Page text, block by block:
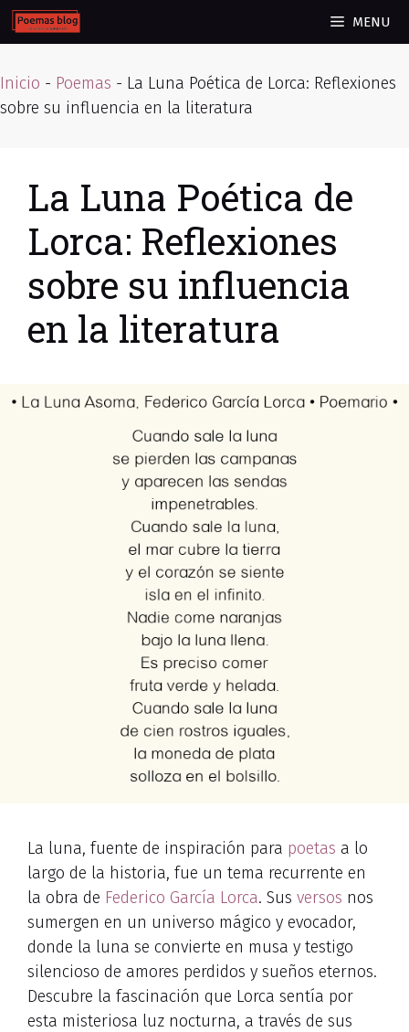
Skip
to
MENU
Inicio - Poemas - La Luna Poética de Lorca: Reflexiones
sobre su influencia en la literatura
La Luna Poética de
Lorca: Reflexiones
sobre su influencia
en la literatura
La luna, fuente de inspiración para poetas a lo
largo de la historia, fue un tema recurrente en
la obra de Federico García Lorca. Sus versos nos
sumergen en un universo mágico y evocador,
donde la luna se convierte en musa y testigo
silencioso de amores perdidos y sueños eternos.
Descubre la fascinación que Lorca sentía por
esta misteriosa luz nocturna, a través de sus